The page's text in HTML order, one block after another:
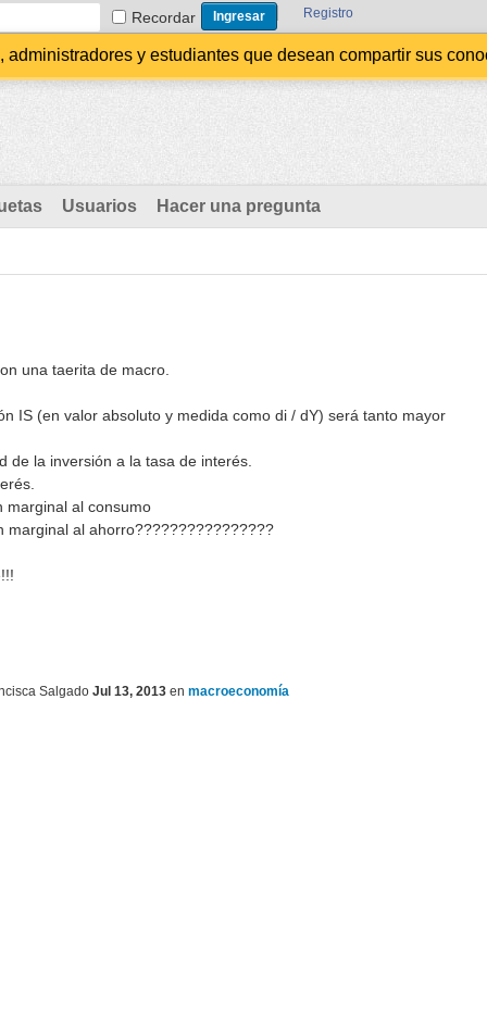
Recordar Registro
y estudiantes que desean compartir sus
Usuarios Hacer una pregunta
una taerita de macro.
IS (en valor absoluto y medida como di / dY) será tanto mayor
de la inversión a la tasa de interés.
marginal al consumo
marginal al ahorro????????????????
Salgado Jul 13, 2013 en macroeconomía